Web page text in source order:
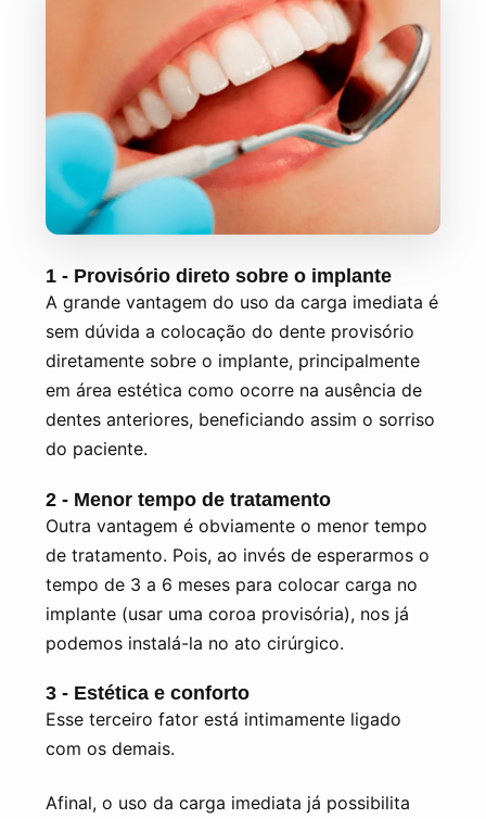
1 - Provisório direto sobre o implante
A grande vantagem do uso da carga imediata é
sem dúvida a colocação do dente provisório
diretamente sobre o implante, principalmente
em área estética como ocorre na ausência de
dentes anteriores, beneficiando assim o sorriso
do paciente.
2 - Menor tempo de tratamento
Outra vantagem é obviamente o menor tempo
de tratamento. Pois, ao invés de esperarmos o
tempo de 3 a 6 meses para colocar carga no
implante (usar uma coroa provisória), nos já
podemos instalá-la no ato cirúrgico.
3 - Estética e conforto
Esse terceiro fator está intimamente ligado
com os demais.
Afinal, o uso da carga imediata já possibilita